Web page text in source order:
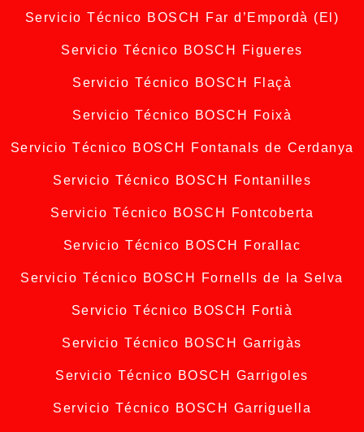
Servicio Técnico BOSCH Far d’Empordà (El)
Servicio Técnico BOSCH Figueres
Servicio Técnico BOSCH Flaçà
Servicio Técnico BOSCH Foixà
Servicio Técnico BOSCH Fontanals de Cerdanya
Servicio Técnico BOSCH Fontanilles
Servicio Técnico BOSCH Fontcoberta
Servicio Técnico BOSCH Forallac
Servicio Técnico BOSCH Fornells de la Selva
Servicio Técnico BOSCH Fortià
Servicio Técnico BOSCH Garrigàs
Servicio Técnico BOSCH Garrigoles
Servicio Técnico BOSCH Garriguella